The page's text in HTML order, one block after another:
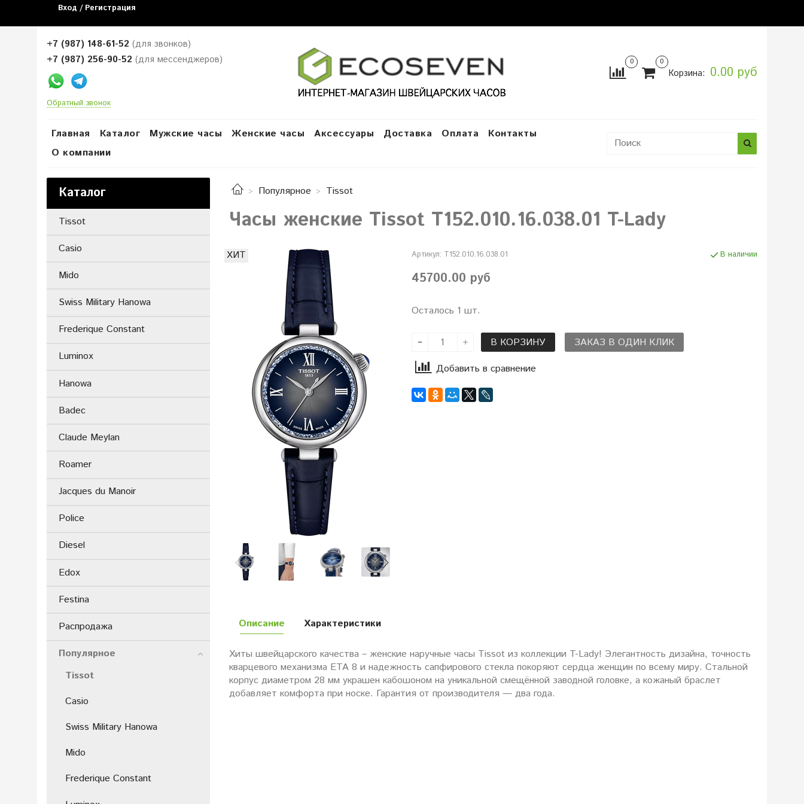
Вход / Регистрация
+7 (987) 148-61-52 (для звонков)
+7 (987) 256-90-52 (для мессенджеров)
Обратный звонок
0 0
Корзина: 0.00 руб
Главная Каталог Мужские часы Женские часы Аксессуары Доставка Оплата
Контакты
О компании
Популярное Tissot
Часы женские Tissot T152.010.16.038.01 T-Lady
ХИТ Артикул: T152.010.16.038.01 В наличии
45700.00 руб
Осталось 1 шт.
В КОРЗИНУ
ЗАКАЗ В ОДИН КЛИК
Добавить в сравнение
Описание
Хиты швейцарского качества – женские наручные часы Tissot из коллекции T-Lady! Элегантность дизайна, точность
кварцевого механизма ETA 8 и надежность сапфирового стекла покоряют сердца женщин по всему миру. Стальной
корпус диаметром 28 мм украшен кабошоном на уникальной смещённой заводной головке, а кожаный браслет
добавляет комфорта при носке. Гарантия от производителя — два года.
Характеристики
Каталог
Tissot
Casio
Mido
Swiss Military Hanowa
Frederique Constant
Luminox
Hanowa
Badec
Claude Meylan
Roamer
Jacques du Manoir
Police
Diesel
Edox
Festina
Распродажа
Популярное
Tissot
Casio
Swiss Military Hanowa
Mido
Frederique Constant